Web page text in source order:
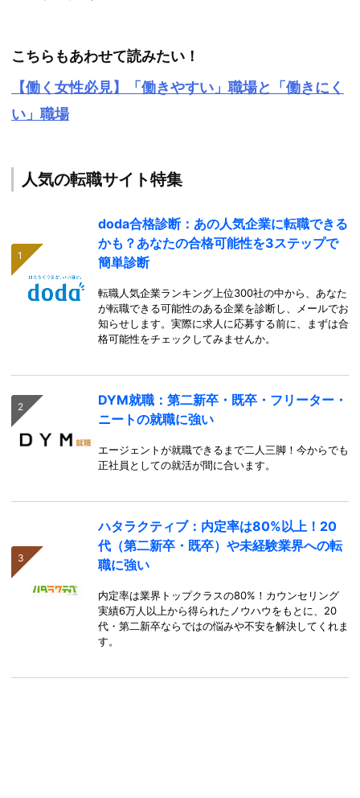
こちらもあわせて読みたい！
【働く女性必見】「働きやすい」職場と「働きにく
い」職場
人気の転職サイト特集
doda合格診断：あの人気企業に転職できる
かも？あなたの合格可能性を3ステップで
簡単診断
転職人気企業ランキング上位300社の中から、あなた
が転職できる可能性のある企業を診断し、メールでお
知らせします。実際に求人に応募する前に、まずは合
格可能性をチェックしてみませんか。
DYM就職：第二新卒・既卒・フリーター・
ニートの就職に強い
エージェントが就職できるまで二人三脚！今からでも
正社員としての就活が間に合います。
ハタラクティブ：内定率は80%以上！20
代（第二新卒・既卒）や未経験業界への転
職に強い
内定率は業界トップクラスの80%！カウンセリング
実績6万人以上から得られたノウハウをもとに、20
代・第二新卒ならではの悩みや不安を解決してくれま
す。